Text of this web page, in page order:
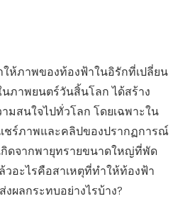
ห้ภาพของท้องฟ้าในอิรักที่เปลี่ยน
ภาพยนตร์วันสิ้นโลก ได้สร้าง
สนใจไปทั่วโลก โดยเฉพาะใน
ชร์ภาพและคลิปของปรากฏการณ์
ดจากพายุทรายขนาดใหญ่ที่พัด
อะไรคือสาเหตุที่ทำให้ท้องฟ้า
ผลกระทบอย่างไรบ้าง?